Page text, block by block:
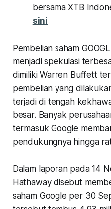
bersama XTB
sini
Pembelian saham
menjadi spekulasi
dimiliki Warren Buffett
pembelian yang
terjadi di tengah
besar. Banyak
termasuk Google
pendukungnya hingga
Dalam laporan pada 14
Hathaway disebut
saham Google per 30